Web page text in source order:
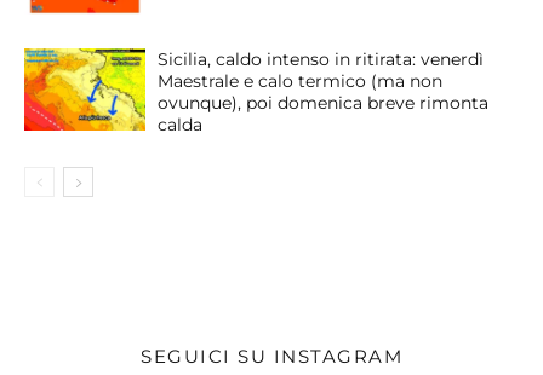
Sicilia, caldo intenso in ritirata: venerdì
Maestrale e calo termico (ma non
ovunque), poi domenica breve rimonta
calda
SEGUICI SU INSTAGRAM